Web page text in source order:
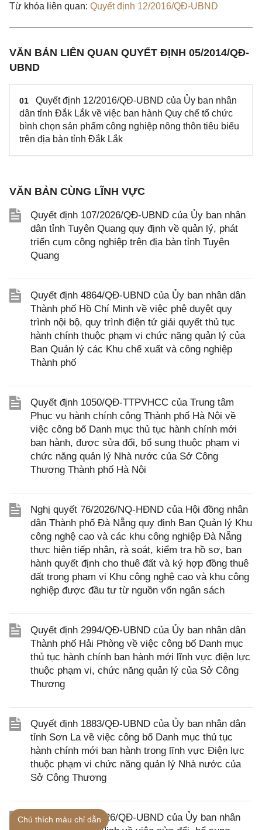
Từ khóa liên quan: Quyết định 12/2016/QĐ-UBND
VĂN BẢN LIÊN QUAN QUYẾT ĐỊNH 05/2014/QĐ-
UBND
01
Quyết định 12/2016/QĐ-UBND của Ủy ban nhân
dân tỉnh Đắk Lắk về việc ban hành Quy chế tổ chức
bình chọn sản phẩm công nghiệp nông thôn tiêu biểu
trên địa bàn tỉnh Đắk Lắk
VĂN BẢN CÙNG LĨNH VỰC
Quyết định 107/2026/QĐ-UBND của Ủy ban nhân
dân tỉnh Tuyên Quang quy định về quản lý, phát
triển cụm công nghiệp trên địa bàn tỉnh Tuyên
Quang
Quyết định 4864/QĐ-UBND của Ủy ban nhân dân
Thành phố Hồ Chí Minh về việc phê duyệt quy
trình nội bộ, quy trình điện tử giải quyết thủ tục
hành chính thuộc phạm vi chức năng quản lý của
Ban Quản lý các Khu chế xuất và công nghiệp
Thành phố
Quyết định 1050/QĐ-TTPVHCC của Trung tâm
Phục vụ hành chính công Thành phố Hà Nội về
việc công bố Danh mục thủ tục hành chính mới
ban hành, được sửa đổi, bổ sung thuộc phạm vi
chức năng quản lý Nhà nước của Sở Công
Thương Thành phố Hà Nội
Nghị quyết 76/2026/NQ-HĐND của Hội đồng nhân
dân Thành phố Đà Nẵng quy định Ban Quản lý Khu
công nghệ cao và các khu công nghiệp Đà Nẵng
thực hiện tiếp nhận, rà soát, kiểm tra hồ sơ, ban
hành quyết định cho thuê đất và ký hợp đồng thuê
đất trong phạm vi Khu công nghệ cao và khu công
nghiệp được đầu tư từ nguồn vốn ngân sách
Quyết định 2994/QĐ-UBND của Ủy ban nhân dân
Thành phố Hải Phòng về việc công bố Danh mục
thủ tục hành chính ban hành mới lĩnh vực điện lực
thuộc phạm vi, chức năng quản lý của Sở Công
Thương
Quyết định 1883/QĐ-UBND của Ủy ban nhân dân
tỉnh Sơn La về việc công bố Danh mục thủ tục
hành chính mới ban hành trong lĩnh vực Điện lực
thuộc phạm vi chức năng quản lý Nhà nước của
Sở Công Thương
Quyết định 72/2026/QĐ-UBND của Ủy ban nhân
Chú thích màu chỉ dẫn